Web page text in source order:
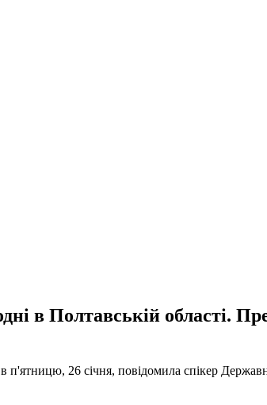
в Полтавській області.
п'ятницю, 26 січня, повідомила спікер